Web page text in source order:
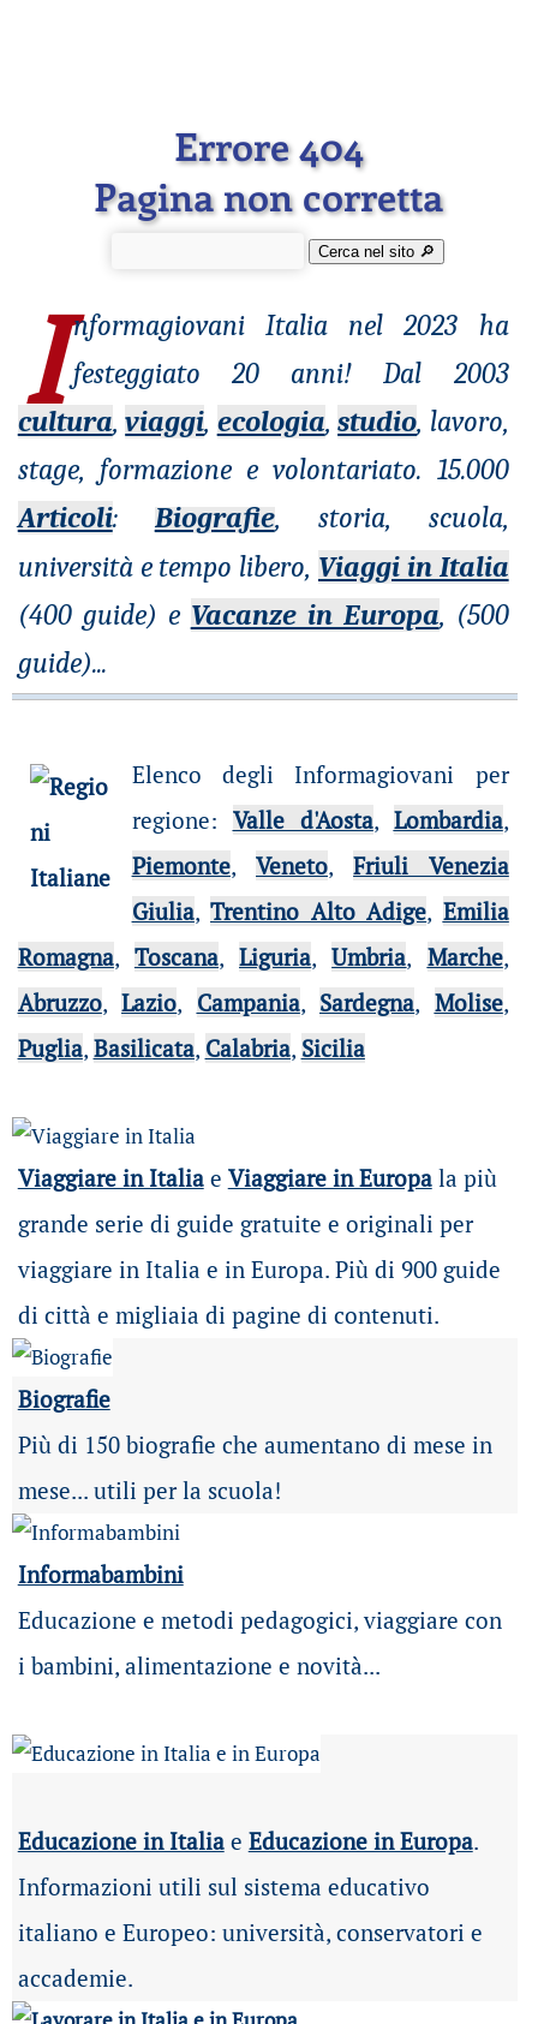
Errore 404
Pagina non corretta
Cerca nel sito 🔎︎
I nformagiovaniItalia nel 2023 ha
festeggiato 20 anni! Dal 2003
cultura,viaggi, ecologia,studio, lavoro,
stage, formazione e volontariato. 15.000
Articoli: Biografie, storia, scuola,
università e tempo libero, Viaggi in Italia
(400 guide) e Vacanze in Europa, (500
guide)...
Elenco degli Informagiovani per
regione: Valle d'Aosta, Lombardia,
Piemonte, Veneto,Friuli Venezia
Giulia,Trentino Alto Adige, Emilia
Romagna, Toscana,Liguria,Umbria, Marche,
Abruzzo,Lazio, Campania, Sardegna, Molise,
Puglia, Basilicata, Calabria, Sicilia
Viaggiare in Italiae Viaggiare in Europala più
grande serie di guide gratuite e originali per
viaggiare in Italia e in Europa. Più di 900 guide
di città e migliaia di pagine di contenuti.
Biografie
Più di 150 biografie che aumentano di mese in
mese... utili per la scuola!
Informabambini
Educazione e metodi pedagogici, viaggiare con
i bambini, alimentazione e novità...
Educazione in Italiae Educazione in Europa.
Informazioni utili sul sistema educativo
italiano e Europeo: università, conservatori e
accademie.